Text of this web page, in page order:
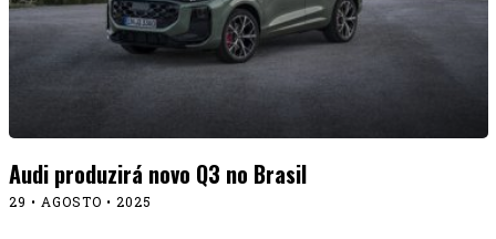
Audi produzirá novo Q3 no Brasil
29 • AGOSTO • 2025